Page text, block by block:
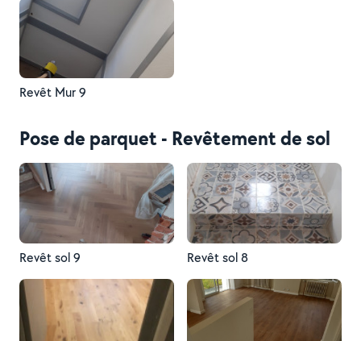
Revêt Mur 9
Pose de parquet - Revêtement de sol
Revêt sol 9 Revêt sol 8